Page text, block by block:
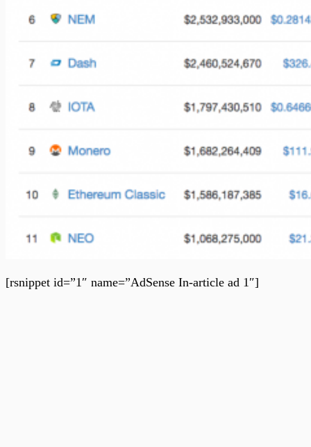
[rsnippet id=”1″ name=”AdSense In-article ad 1″]